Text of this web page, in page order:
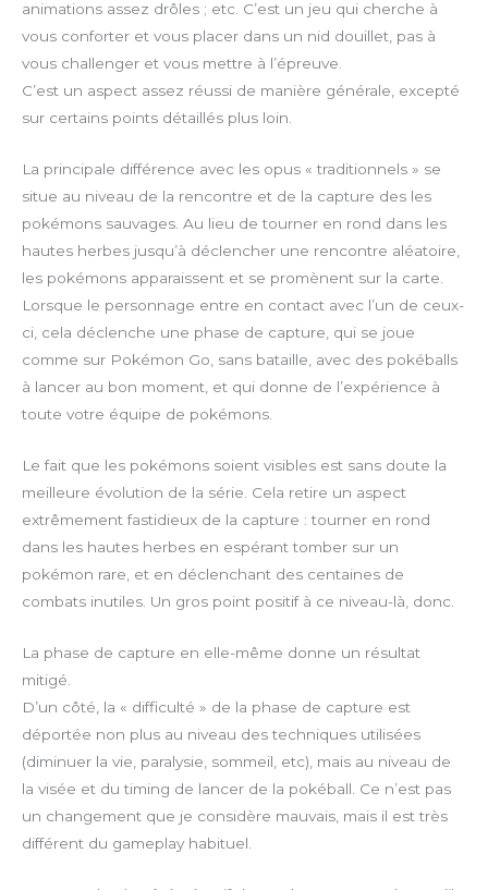
animations assez drôles ; etc. C’est un jeu qui cherche à
vous conforter et vous placer dans un nid douillet, pas à
vous challenger et vous mettre à l’épreuve.
C’est un aspect assez réussi de manière générale, excepté
sur certains points détaillés plus loin.
La principale différence avec les opus « traditionnels » se
situe au niveau de la rencontre et de la capture des les
pokémons sauvages. Au lieu de tourner en rond dans les
hautes herbes jusqu’à déclencher une rencontre aléatoire,
les pokémons apparaissent et se promènent sur la carte.
Lorsque le personnage entre en contact avec l’un de ceux-
ci, cela déclenche une phase de capture, qui se joue
comme sur Pokémon Go, sans bataille, avec des pokéballs
à lancer au bon moment, et qui donne de l’expérience à
toute votre équipe de pokémons.
Le fait que les pokémons soient visibles est sans doute la
meilleure évolution de la série. Cela retire un aspect
extrêmement fastidieux de la capture : tourner en rond
dans les hautes herbes en espérant tomber sur un
pokémon rare, et en déclenchant des centaines de
combats inutiles. Un gros point positif à ce niveau-là, donc.
La phase de capture en elle-même donne un résultat
mitigé.
D’un côté, la « difficulté » de la phase de capture est
déportée non plus au niveau des techniques utilisées
(diminuer la vie, paralysie, sommeil, etc), mais au niveau de
la visée et du timing de lancer de la pokéball. Ce n’est pas
un changement que je considère mauvais, mais il est très
différent du gameplay habituel.